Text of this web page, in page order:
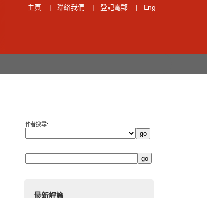
主頁 | 聯絡我們 | 登記電郵 | Eng
作者搜尋:
最新評論